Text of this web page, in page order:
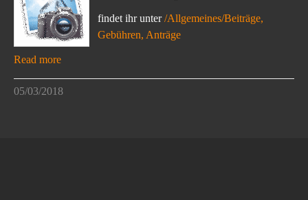
findet ihr unter/Allgemeines/Beiträge,
Gebühren, Anträge
Read more
05/03/2018